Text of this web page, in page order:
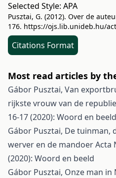
Selected Style: APA
Pusztai, G. (2012). Over de
176. https://ojs.lib.unideb.hu/
Citations Format
Most read articles by
Gábor Pusztai, Van
rijkste vrouw van de
16-17 (2020): Woord en beeld
Gábor Pusztai, De tuinman,
werver en de mandoerActa
(2020): Woord en beeld
Gábor Pusztai, Onze man in